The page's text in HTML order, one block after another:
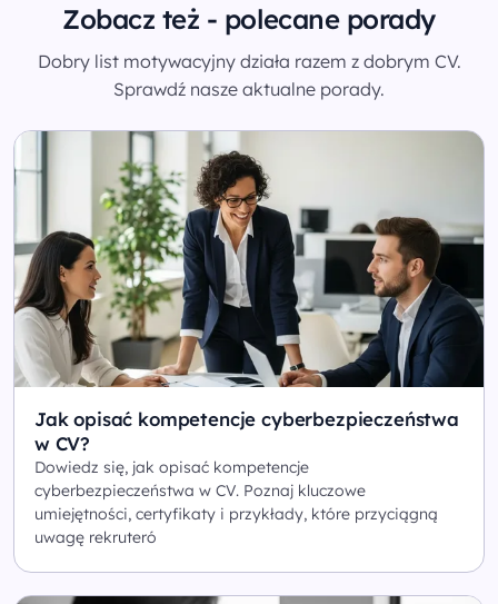
Zobacz też - polecane porady
Dobry list motywacyjny działa razem z dobrym CV.
Sprawdź nasze aktualne porady.
Jak opisać kompetencje cyberbezpieczeństwa
w CV?
Dowiedz się, jak opisać kompetencje
cyberbezpieczeństwa w CV. Poznaj kluczowe
umiejętności, certyfikaty i przykłady, które przyciągną
uwagę rekruteró